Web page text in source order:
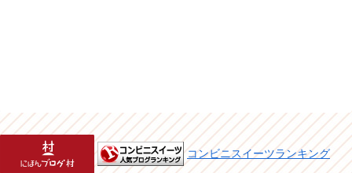
コンビニスイーツランキング